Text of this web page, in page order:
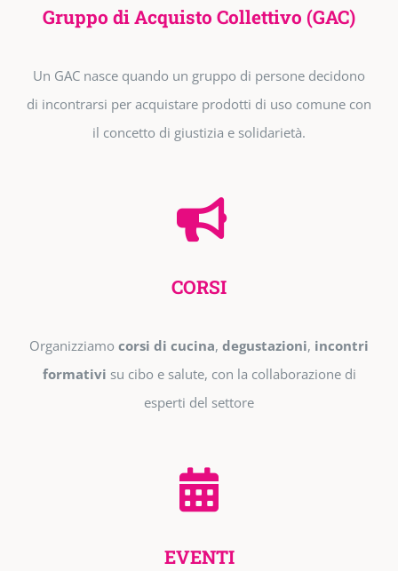
Gruppo di Acquisto Collettivo (GAC)
Un GAC nasce quando un gruppo di persone decidono
di incontrarsi per acquistare prodotti di uso comune con
il concetto di giustizia e solidarietà.
CORSI
Organizziamo corsi di cucina, degustazioni, incontri
formativi su cibo e salute, con la collaborazione di
esperti del settore
EVENTI